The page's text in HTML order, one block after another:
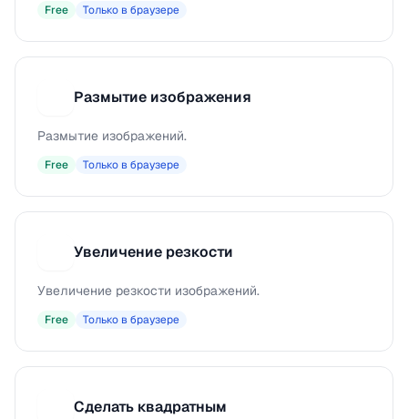
Free Только в браузере
Размытие изображения
Размытие изображений.
Free Только в браузере
Увеличение резкости
Увеличение резкости изображений.
Free Только в браузере
Сделать квадратным